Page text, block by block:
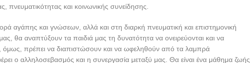
πνευματικότητας και κοινωνικής συνείδησης.
αγάπης και γνώσεων, αλλά και στη διαρκή πνευματική και επιστημονική
θα αναπτύξουν τα παιδιά μας τη δυνατότητα να ονειρεύονται και να
όμως, πρέπει να διαπιστώσουν και να ωφεληθούν από τα λαμπρά
ο αλληλοσεβασμός και η συνεργασία μεταξύ μας. Θα είναι ένα μάθημα ζωής